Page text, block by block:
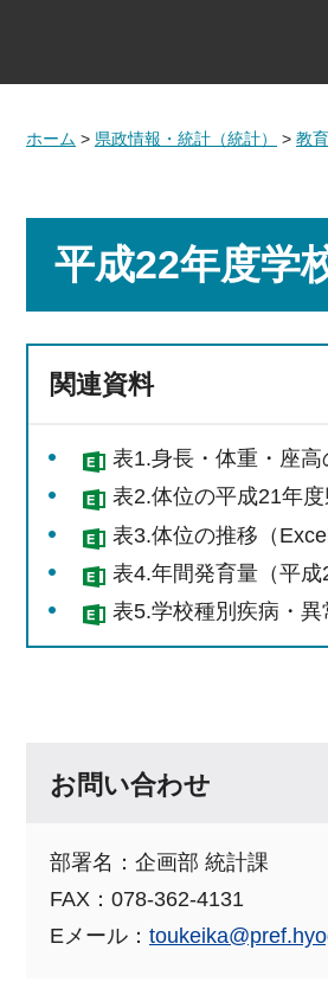
ホーム > 県政情報・統計（統計） > 教
平成22年度学
関連資料
表1.身長・体重・座
表2.体位の平成21年
表3.体位の推移（
表4.年間発育量（平
表5.学校種別疾病・異
お問い合わせ
部署名：企画部 統計課
FAX：078-362-4131
Eメール：